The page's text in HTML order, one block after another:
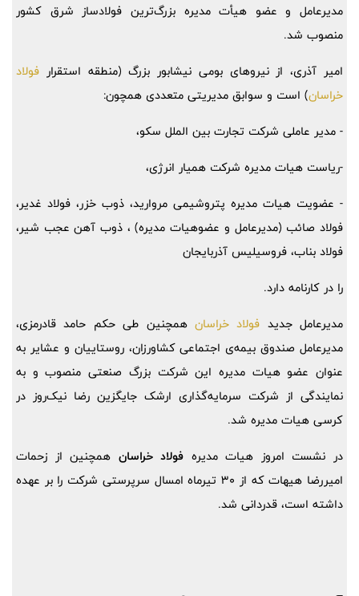
مدیرعامل و عضو هیأت مدیره بزرگ‌ترین فولادساز شرق کشور
منصوب شد.
امیر آذری، از نیروهای بومی نیشابور بزرگ (منطقه استقرار فولاد
خراسان) است و سوابق مدیریتی متعددی همچون:
- مدیر عاملی شرکت تجارت بین الملل سکو،
-ریاست هیات مدیره شرکت همیار انرژی،
- عضویت هیات مدیره پتروشیمی مرواريد، ذوب خزر، فولاد غدیر،
فولاد صائب (مدیرعامل و عضوهیات مدیره) ، ذوب آهن عجب شیر،
فولاد بناب، فروسیلیس آذربایجان
را در کارنامه دارد.
مدیرعامل جدید فولاد خراسان همچنین طی حکم حامد قادرمزی،
مدیرعامل صندوق بیمه‌ی اجتماعی کشاورزان، روستاییان و عشایر به
عنوان عضو هیات مدیره این شرکت بزرگ صنعتی منصوب و به
نمایندگی از شرکت سرمایه‌گذاری ارشک جایگزین رضا نیک‌روز در
کرسی هیات مدیره شد.
در نشست امروز هیات مدیره فولاد خراسان همچنین از زحمات
امیررضا هیهات که از 30 تیرماه امسال سرپرستی شرکت را بر عهده
داشته است، قدردانی شد.